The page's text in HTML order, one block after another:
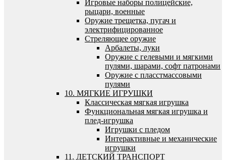
Игровые наборы полицейские,
рыцари, военные
Оружие трещетка, пугач и
электрифицированное
Стреляющее оружие
Арбалеты, луки
Оружие с гелевыми и мягкими
пулями, шарами, софт патронами
Оружие с пласстмассовыми
пулями
10. МЯГКИЕ ИГРУШКИ
Классическая мягкая игрушка
Функциональная мягкая игрушка и
плед-игрушка
Игрушки с пледом
Интерактивные и механические
игрушки
11. ДЕТСКИЙ ТРАНСПОРТ